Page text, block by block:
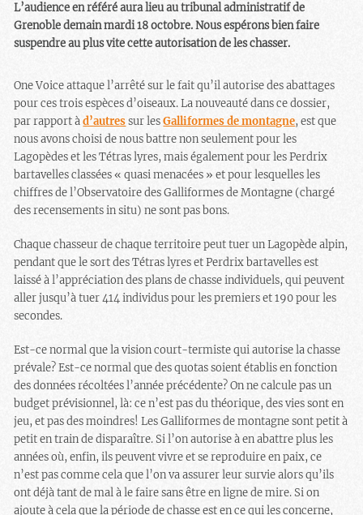
L’audience en référé aura lieu au tribunal administratif de
Grenoble demain mardi 18 octobre. Nous espérons bien faire
suspendre au plus vite cette autorisation de les chasser.
One Voice attaque l’arrêté sur le fait qu’il autorise des abattages
pour ces trois espèces d’oiseaux. La nouveauté dans ce dossier,
par rapport àd’autressur lesGalliformes de montagne, est que
nous avons choisi de nous battre non seulement pour les
Lagopèdes et les Tétras lyres, mais également pour les Perdrix
bartavelles classées « quasi menacées » et pour lesquelles les
chiffres de l’Observatoire des Galliformes de Montagne (chargé
des recensements in situ) ne sont pas bons.
Chaque chasseur de chaque territoire peut tuer un Lagopède alpin,
pendant que le sort des Tétras lyres et Perdrix bartavelles est
laissé à l’appréciation des plans de chasse individuels, qui peuvent
aller jusqu’à tuer 414 individus pour les premiers et 190 pour les
secondes.
Est-ce normal que la vision court-termiste qui autorise la chasse
prévale? Est-ce normal que des quotas soient établis en fonction
des données récoltées l’année précédente? On ne calcule pas un
budget prévisionnel, là: ce n’est pas du théorique, des vies sont en
jeu, et pas des moindres! Les Galliformes de montagne sont petit à
petit en train de disparaître. Si l’on autorise à en abattre plus les
années où, enfin, ils peuvent vivre et se reproduire en paix, ce
n’est pas comme cela que l’on va assurer leur survie alors qu’ils
ont déjà tant de mal à le faire sans être en ligne de mire. Si on
ajoute à cela que la période de chasse est en ce qui les concerne,